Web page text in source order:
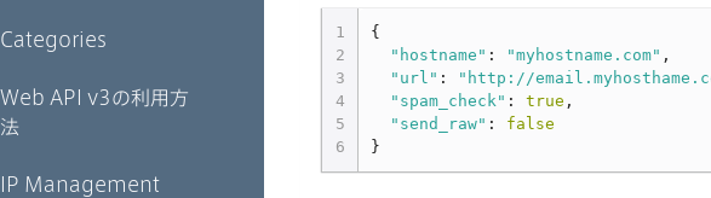
Categories
Web API v3の利用方
法
IP Management
1
2
3
4
5
6
{
"hostname" : "myhostname.com" ,
"url" : "http://
"spam_check" : true ,
"send_raw" :
false
}